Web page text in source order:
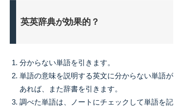
英英辞典が効果的？
分からない単語を引きます。
単語の意味を説明する英文に分からない単語が
あれば、また辞書を引きます。
調べた単語は、ノートにチェックして単語を記